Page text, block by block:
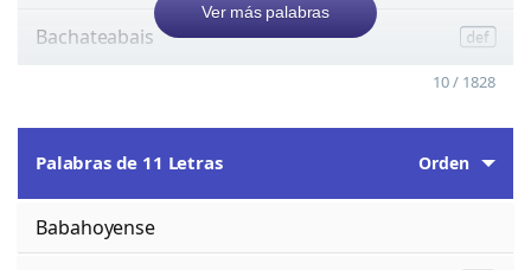
Bachateabais
Ver más palabras
10 / 1828
Palabras de 11 Letras Orden
Babahoyense